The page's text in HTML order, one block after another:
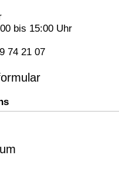
bis 15:00 Uhr
74 21 07